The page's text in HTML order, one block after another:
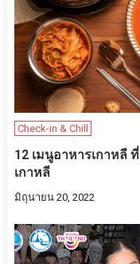
Check-in & Chill
12 เมนูอาหารเกาหลี
เกาหลี
มิถุนายน 20, 2022